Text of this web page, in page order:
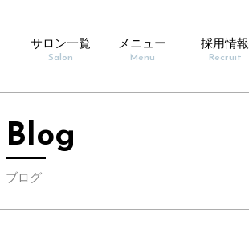
サロン一覧
Salon
メニュー
Menu
採用情報
Recruit
Blog
ブログ